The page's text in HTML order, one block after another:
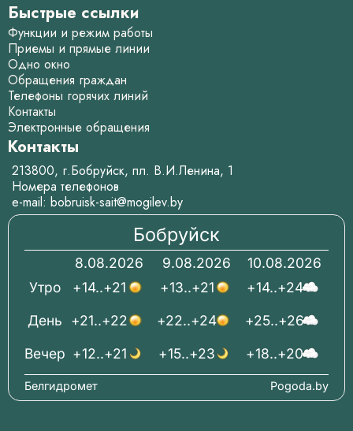
Быстрые ссылки
Функции и режим работы
Приемы и прямые линии
Одно окно
Обращения граждан
Телефоны горячих линий
Контакты
Электронные обращения
Контакты
213800, г.Бобруйск, пл. В.И.Ленина, 1
Номера телефонов
e-mail: bobruisk-sait@mogilev.by
Бобруйск
8.08.2026
+14..+21
+21..+22
+12..+21
9.08.2026
+13..+21
+22..+24
+15..+23
10.08.2026
+14..+24
+25..+26
+18..+20
Вечер
День
Утро
Pogoda.by
Белгидромет